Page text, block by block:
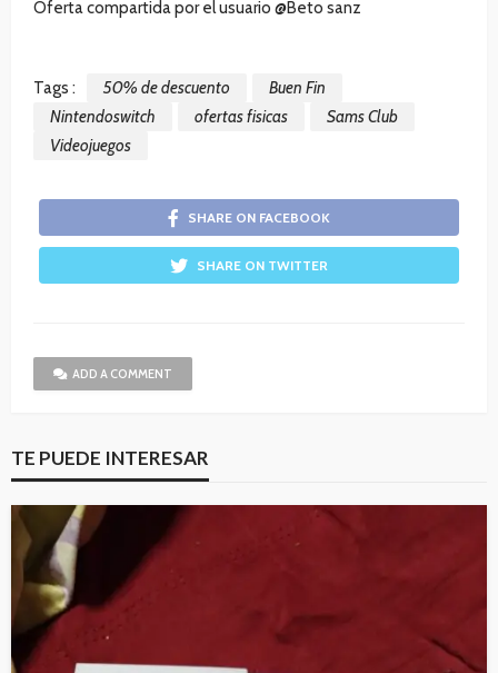
Oferta compartida por el usuario @Beto sanz
Tags : 50% de descuento
Buen Fin
Nintendoswitch
ofertas fisicas
Sams Club
Videojuegos
SHARE ON FACEBOOK
SHARE ON TWITTER
ADD A COMMENT
TE PUEDE INTERESAR